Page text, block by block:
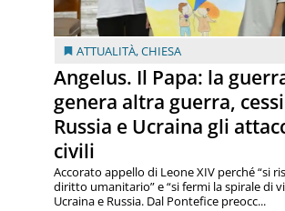
ATTUALITÀ,CHIESA
Angelus. Il Papa: la
genera altra guerra,
Russia e Ucraina gli
civili
Accorato appello di Leone XIV perché “si
diritto umanitario” e “si fermi la spirale di
Ucraina e Russia. Dal Pontefice preocc...